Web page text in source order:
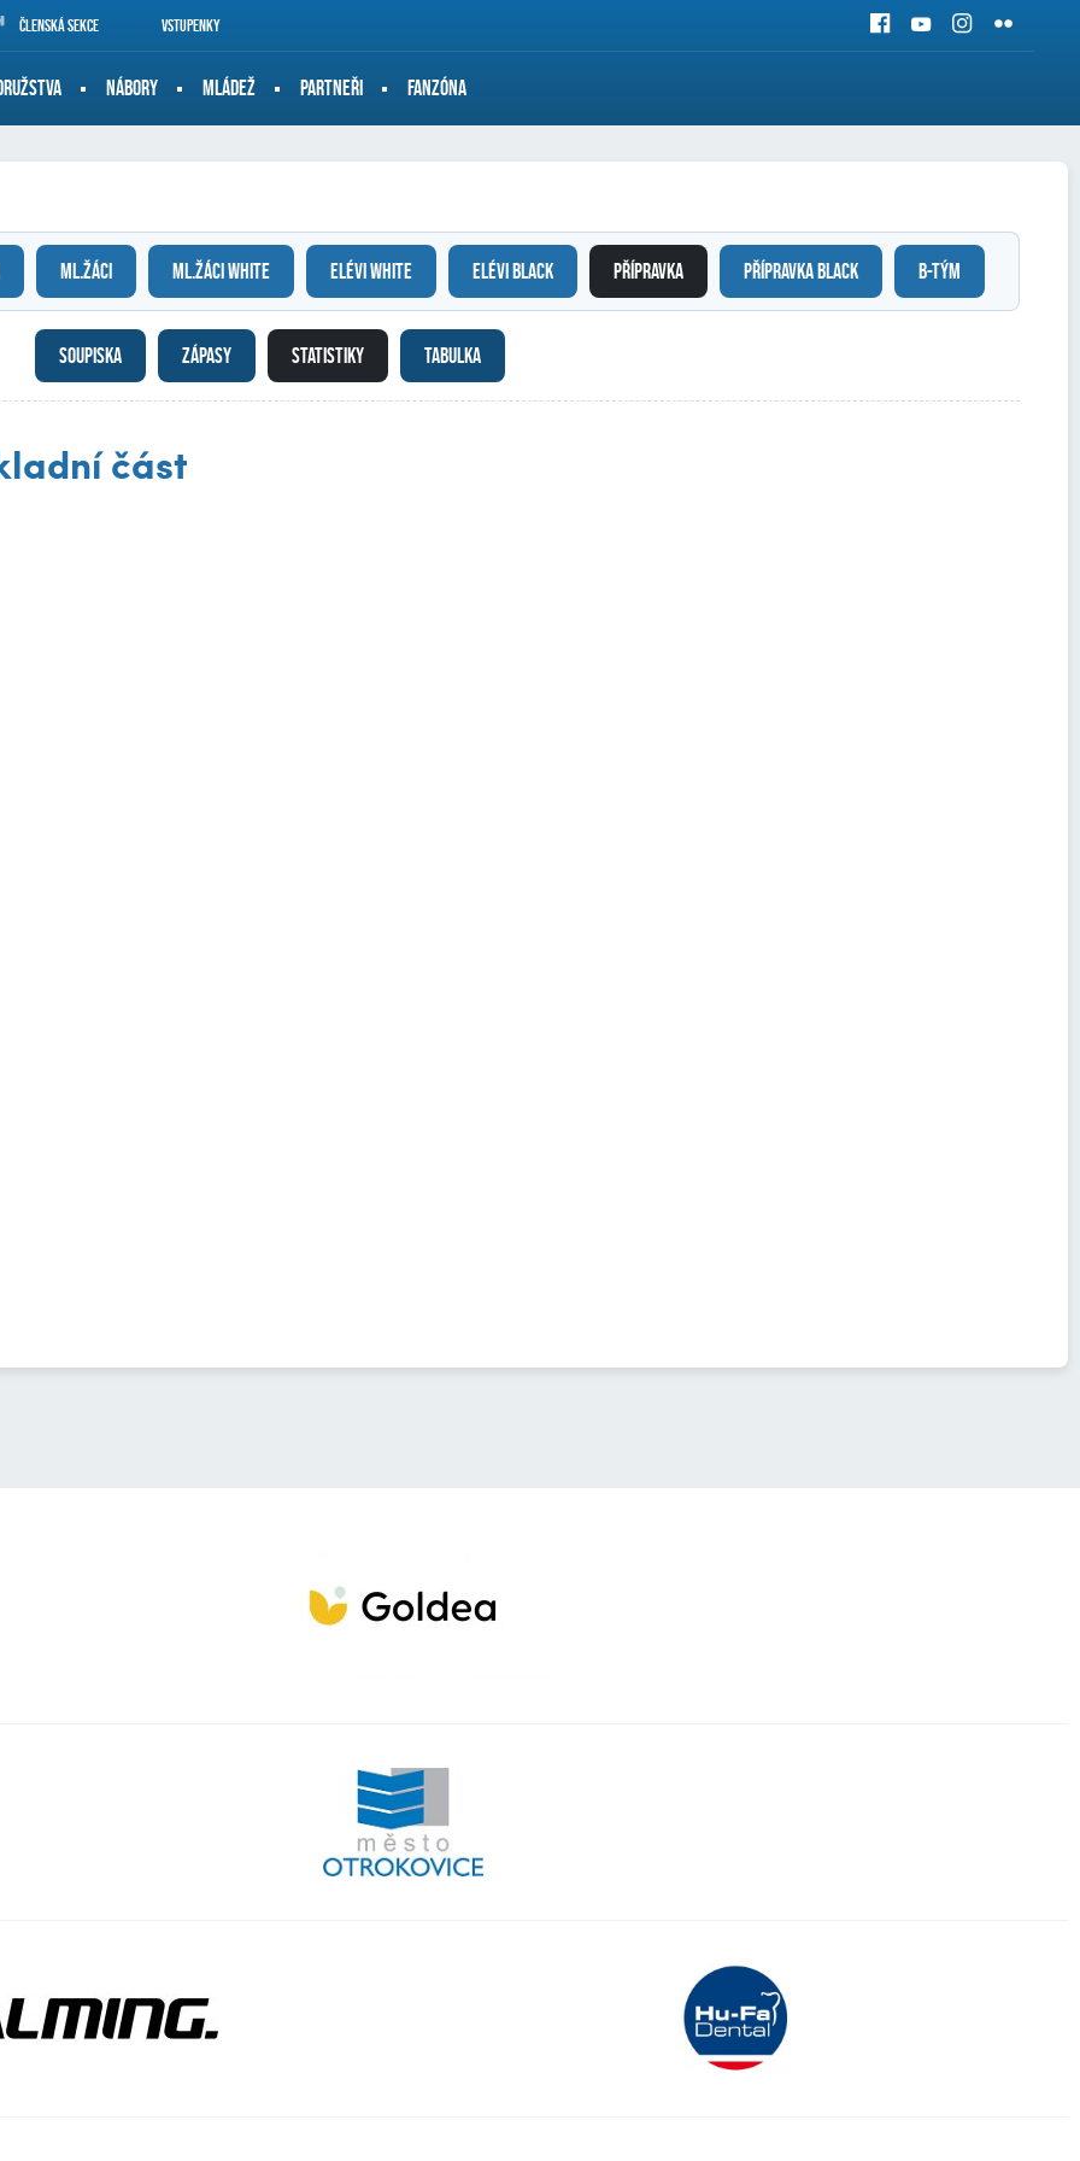
Členská sekce Vstupenky
NÁBORY MLÁDEŽ PARTNEŘI FANZÓNA
ML.ŽÁCI ML.ŽÁCI WHITE ELÉVI WHITE ELÉVI BLACK PŘÍPRAVKA PŘÍPRAVKA BLACK B-TÝM
SOUPISKA ZÁPASY STATISTIKY TABULKA
část